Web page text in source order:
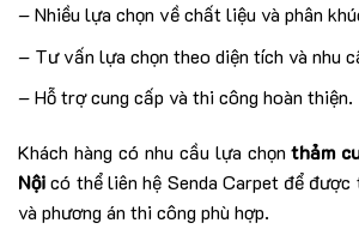
– Nhiều lựa chọn về chất liệu và phân
– Tư vấn lựa chọn theo diện tích và nhu
– Hỗ trợ cung cấp và thi công hoàn thiện.
Khách hàng có nhu cầu lựa chọnthảm
Nộicó thể liên hệ Senda Carpet để được
và phương án thi công phù hợp.